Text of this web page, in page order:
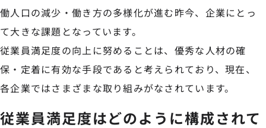
働人口の減少・働き方の多様化が進む昨今、企業にとっ
て大きな課題となっています。
従業員満足度の向上に努めることは、優秀な人材の確
保・定着に有効な手段であると考えられており、現在、
各企業ではさまざまな取り組みがなされています。
従業員満足度はどのように構成されて